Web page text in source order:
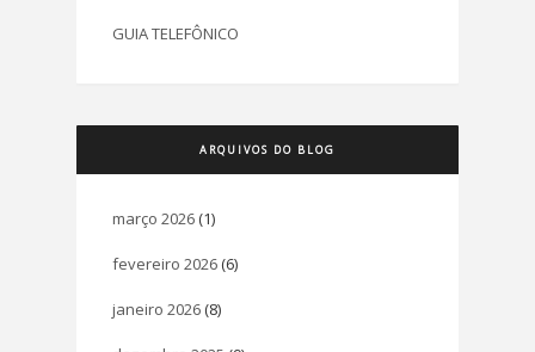
GUIA TELEFÔNICO
ARQUIVOS DO BLOG
março 2026 (1)
fevereiro 2026 (6)
janeiro 2026 (8)